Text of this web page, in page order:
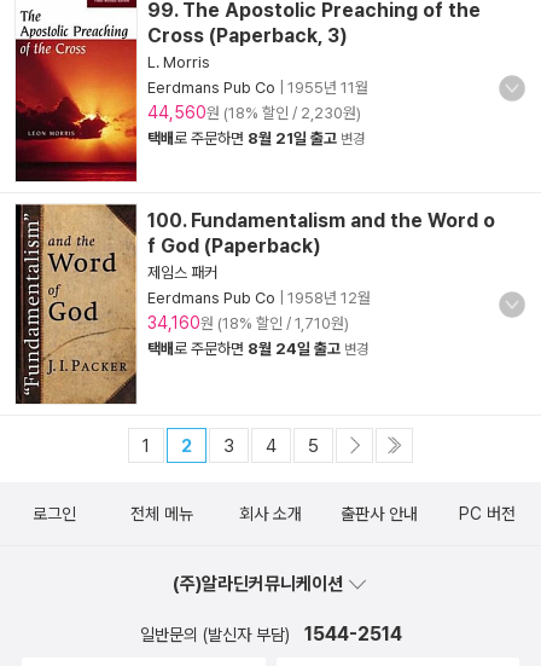
99. The Apostolic Preaching of the
Cross (Paperback, 3)
L. Morris
Eerdmans Pub Co
1955년 11월
44,560원 (18% 할인 / 2,230원)
택배로 주문하면 8월 21일 출고 변경
100. Fundamentalism and the Word o
f God (Paperback)
제임스 패커
Eerdmans Pub Co
1958년 12월
34,160원 (18% 할인 / 1,710원)
택배로 주문하면 8월 24일 출고 변경
1 2 3 4 5
로그인 전체 메뉴 회사 소개 출판사 안내 PC 버전
(주)알라딘커뮤니케이션
일반문의 (발신자 부담) 1544-2514